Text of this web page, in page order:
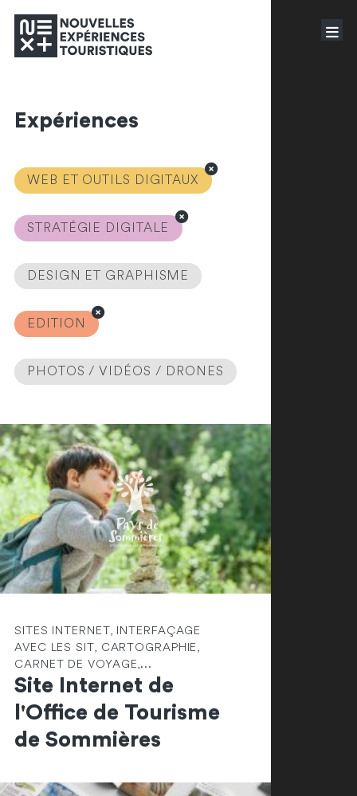
Expériences
WEB ET OUTILS DIGITAUX
STRATÉGIE DIGITALE
DESIGN ET GRAPHISME
EDITION
PHOTOS / VIDÉOS / DRONES
SITES INTERNET, INTERFAÇAGE
AVEC LES SIT, CARTOGRAPHIE,
CARNET DE VOYAGE,...
Site Internet de
l'Office de Tourisme
de Sommières